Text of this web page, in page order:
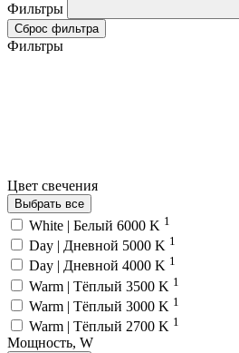
Фильтры
Сброс фильтра
Фильтры
Цвет свечения
Выбрать все
White | Белый 6000 K 1
Day | Дневной 5000 K 1
Day | Дневной 4000 K 1
Warm | Тёплый 3500 K 1
Warm | Тёплый 3000 K 1
Warm | Тёплый 2700 K 1
Мощность, W